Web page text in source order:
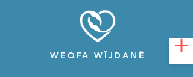
WEQFA WÎJDANÊ